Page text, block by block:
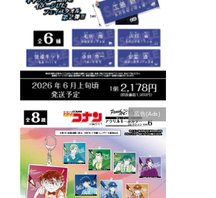
広告(Ads)